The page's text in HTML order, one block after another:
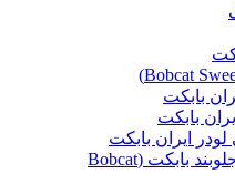
بابکت
بابکت
ایران بابکت
قطعات و لوازم جانبی جلوبند بابکت (Bobcat